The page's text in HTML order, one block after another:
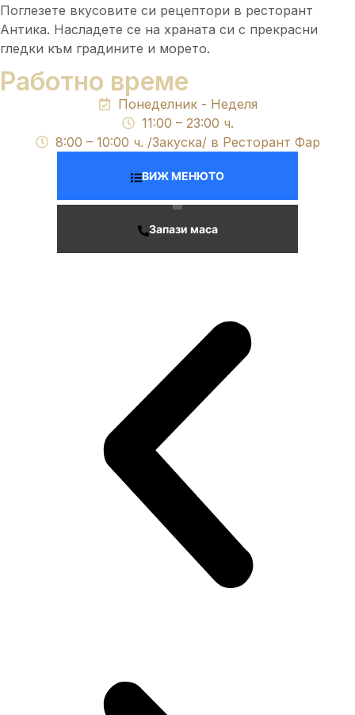
Поглезете вкусовите си рецептори в ресторант
Антика. Насладете се на храната си с прекрасни
гледки към градините и морето.
Работно време
Понеделник - Неделя
11:00 – 23:00 ч.
8:00 – 10:00 ч. /Закуска/ в Ресторант Фар
ВИЖ МЕНЮТО
Запази маса